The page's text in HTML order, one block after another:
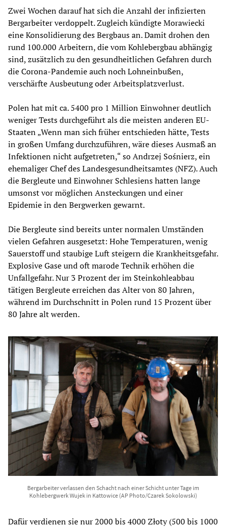
Zwei Wochen darauf hat sich die Anzahl der infizierten
Bergarbeiter verdoppelt. Zugleich kündigte Morawiecki
eine Konsolidierung des Bergbaus an. Damit drohen den
rund 100.000 Arbeitern, die vom Kohlebergbau abhängig
sind, zusätzlich zu den gesundheitlichen Gefahren durch
die Corona-Pandemie auch noch Lohneinbußen,
verschärfte Ausbeutung oder Arbeitsplatzverlust.
Polen hat mit ca. 5400 pro 1 Million Einwohner deutlich
weniger Tests durchgeführt als die meisten anderen EU-
Staaten „Wenn man sich früher entschieden hätte, Tests
in großen Umfang durchzuführen, wäre dieses Ausmaß an
Infektionen nicht aufgetreten,“ so Andrzej Sośnierz, ein
ehemaliger Chef des Landesgesundheitsamtes (NFZ). Auch
die Bergleute und Einwohner Schlesiens hatten lange
umsonst vor möglichen Ansteckungen und einer
Epidemie in den Bergwerken gewarnt.
Die Bergleute sind bereits unter normalen Umständen
vielen Gefahren ausgesetzt: Hohe Temperaturen, wenig
Sauerstoff und staubige Luft steigern die Krankheitsgefahr.
Explosive Gase und oft marode Technik erhöhen die
Unfallgefahr. Nur 3 Prozent der im Steinkohleabbau
tätigen Bergleute erreichen das Alter von 80 Jahren,
während im Durchschnitt in Polen rund 15 Prozent über
80 Jahre alt werden.
Bergarbeiter verlassen den Schacht nach einer Schicht unter Tage im
Kohlebergwerk Wujek in Kattowice (AP Photo/Czarek Sokolowski)
Dafür verdienen sie nur 2000 bis 4000 Złoty (500 bis 1000